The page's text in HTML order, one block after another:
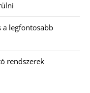
a legfontosabb
rendszerek